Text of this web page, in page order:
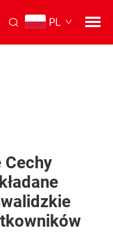
PL
Cechy